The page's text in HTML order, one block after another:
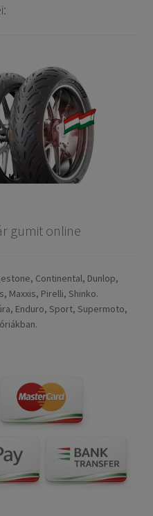
gumit online
Continental, Dunlop,
Maxxis, Pirelli, Shinko.
Enduro, Sport, Supermoto,